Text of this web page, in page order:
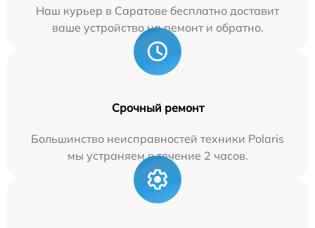
Наш курьер в Саратове бесплатно доставит
ваше устройство на ремонт и обратно.
Срочный ремонт
Большинство неисправностей техники Polaris
мы устраняем в течение 2 часов.